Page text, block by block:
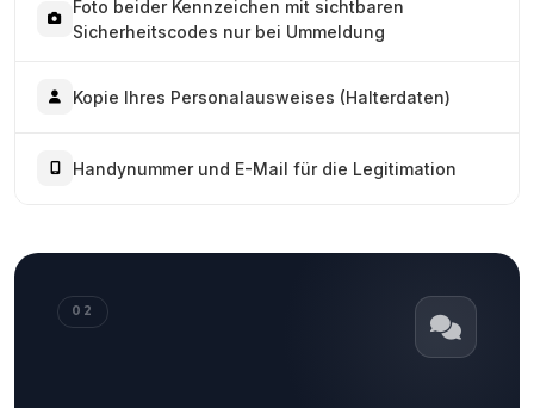
Foto beider Kennzeichen mit sichtbaren
Sicherheitscodes nur bei Ummeldung
Kopie Ihres Personalausweises (Halterdaten)
Handynummer und E-Mail für die Legitimation
02